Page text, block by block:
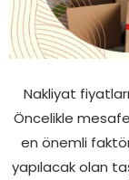
Nakliyat
Öncelikle
en önemli
yapılacak olan